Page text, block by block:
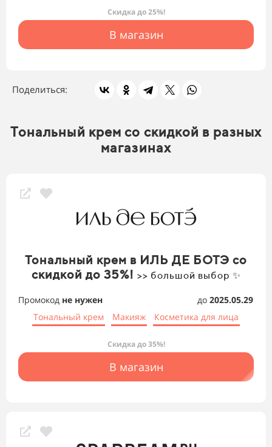
Скидка до 25%!
В магазин
Поделиться:
Тональный крем со скидкой в разных
магазинах
Тональный крем в ИЛЬ ДЕ БОТЭ со
скидкой до 35%! >> большой выбор ✨
Промокод не нужен до 2025.05.29
Тональный крем
Макияж Косметика для лица
Скидка до 35%!
В магазин